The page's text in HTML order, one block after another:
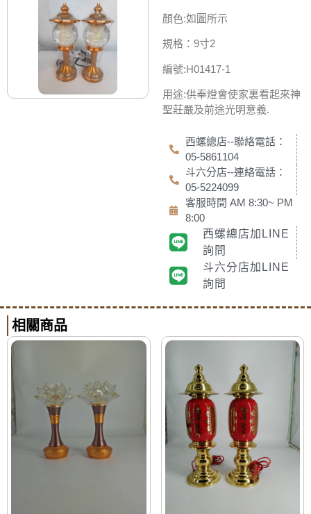
顏色:如圖所示
規格：9寸2
編號:H01417-1
用途:供奉燈會使家裏看起來神
聖莊嚴及前途光明意義.
西螺總店--聯絡電話：
05-5861104
斗六分店--連絡電話：
05-5224099
客服時間 AM 8:30~ PM
8:00
西螺總店加LINE
詢問
斗六分店加LINE
詢問
相關商品